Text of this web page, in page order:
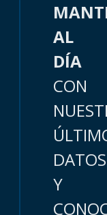
AL
DÍA
CON
DATOS
Y